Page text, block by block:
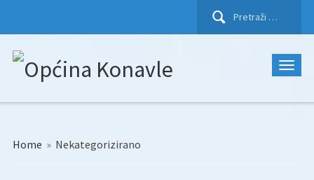
Pretraži:
Home » Nekategorizirano